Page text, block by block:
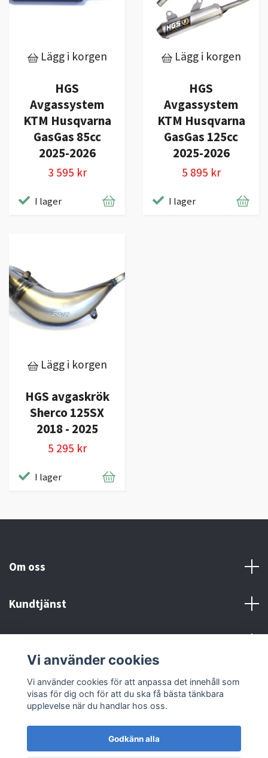
Lägg i korgen
HGS
Avgassystem
KTM Husqvarna
GasGas 85cc
2025-2026
3 595 kr
I lager
Lägg i korgen
HGS
Avgassystem
KTM Husqvarna
GasGas 125cc
2025-2026
5 895 kr
I lager
Lägg i korgen
HGS avgaskrök
Sherco 125SX
2018 - 2025
5 295 kr
I lager
Om oss
Kundtjänst
Sociala medier
Vi använder cookies
Vi använder cookies för att anpassa det innehåll som
visas för dig och för att du ska få bästa tänkbara
upplevelse när du handlar hos oss.
Godkänn alla